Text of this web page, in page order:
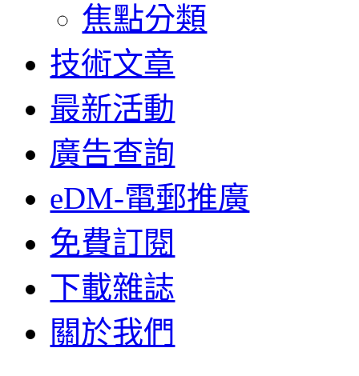
焦點分類
技術文章
最新活動
廣告查詢
eDM-電郵推廣
免費訂閱
下載雜誌
關於我們